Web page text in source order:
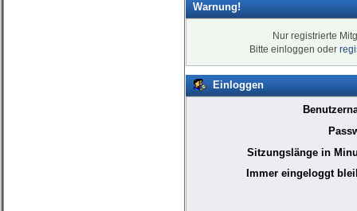
Warnung!
Nur registrierte
Bitte einloggen oder
Einloggen
Sitzungslänge in
Immer eingeloggt